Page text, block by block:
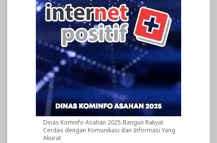
Dinas Kominfo Asahan 2025 Bangun Rakyat
Cerdas dengan Komunikasi dan Informasi Yang
Akurat